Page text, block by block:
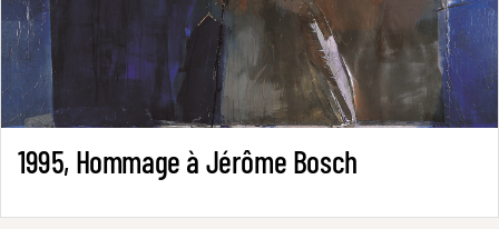
1995, Hommage à Jérôme Bosch